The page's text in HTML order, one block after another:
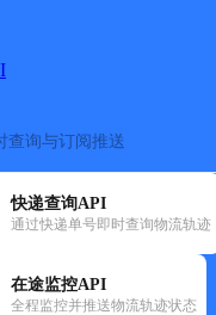
查询与订阅推送
快递查询API
通过快递单号即时查询物流轨迹
在途监控API
全程监控并推送物流轨迹状态
快递大全>
快运大全